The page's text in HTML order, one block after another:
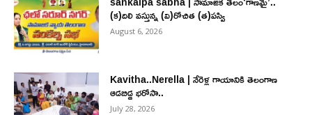
(క)దిలి వస్తున్న (వి)రోచిత (త)పస్వి
August 6, 2026
Kavitha..Nerella | నేరెళ్ల గాయానికి తెలంగాణ
ఆడబిడ్డ భరోసా..
July 28, 2026